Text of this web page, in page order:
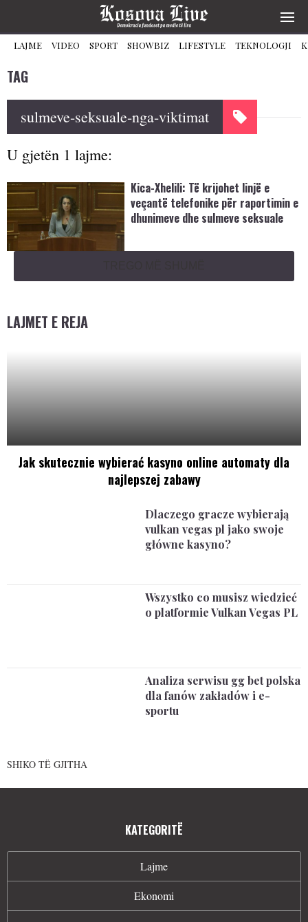
LAJME VIDEO SPORT SHOWBIZ LIFESTYLE TEKNOLOGJI
TAG
sulmeve-seksuale-nga-viktimat
U gjetën 1 lajme:
Kica-Xhelili: Të krijohet linjë e
veçantë telefonike për raportimin e
dhunimeve dhe sulmeve seksuale
LAJMET E REJA
Jak skutecznie wybierać kasyno online automaty dla
najlepszej zabawy
Dlaczego gracze wybierają
vulkan vegas pl jako swoje
główne kasyno?
Wszystko co musisz wiedzieć
o platformie Vulkan Vegas PL
Analiza serwisu gg bet polska
dla fanów zakładów i e-
sportu
SHIKO TË GJITHA
KATEGORITË
Lajme
Ekonomi